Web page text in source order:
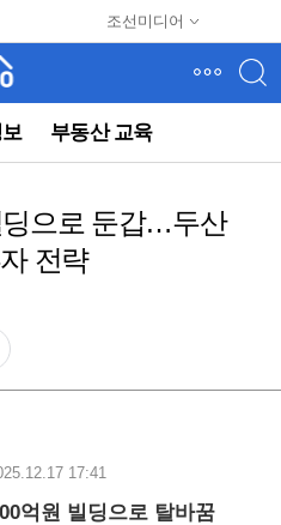
조선미디어
부동산 교육
딩으로 둔갑…두산
전략
17:41
억원 빌딩으로 탈바꿈